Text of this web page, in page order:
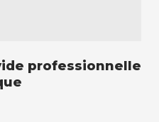
professionnelle